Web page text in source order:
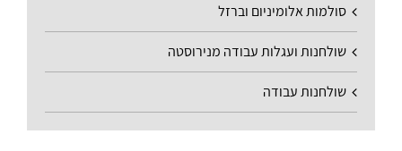
סולמות אלומיניום וברזל
שולחנות ועגלות עבודה מנירוסטה
שולחנות עבודה